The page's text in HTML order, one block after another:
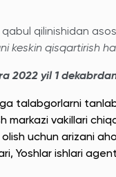
qabul qilinishidan
keskin qisqartirish
2022 yil 1
talabgorlarni
markazi vakillari
uchun arizani
Yoshlar ishlari